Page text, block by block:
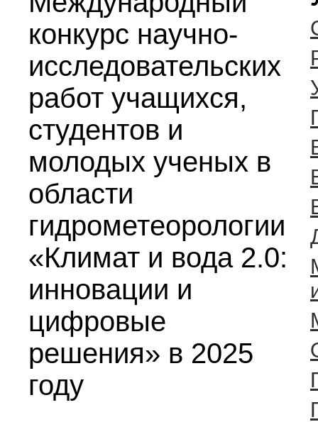
конкурс научно-
исследовательских
работ учащихся,
студентов и
молодых ученых в
области
гидрометеорологии
«Климат и вода 2.0:
инновации и
цифровые
решения» в 2025
году